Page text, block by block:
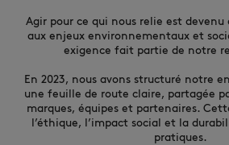
Agir pour ce qui nous relie est devenu
aux enjeux environnementaux et
exigence fait partie de notre
En 2023, nous avons structuré notre
une feuille de route claire, partagée
marques, équipes et partenaires.
l’éthique, l’impact social et la
pratiques.